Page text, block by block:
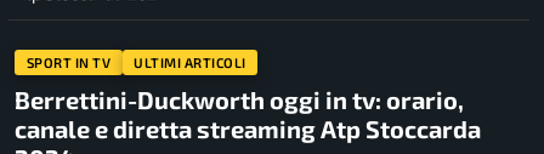
SPORT IN TV ULTIMI ARTICOLI
Berrettini-Duckworth oggi in tv: orario,
canale e diretta streaming Atp Stoccarda